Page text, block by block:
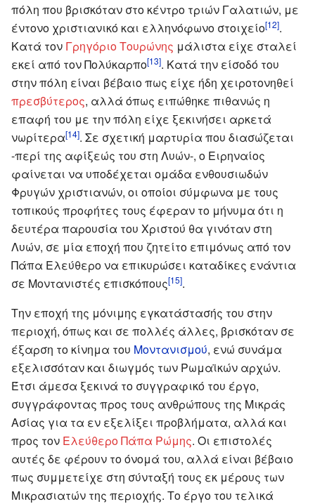
πόλη που βρισκόταν στο κέντρο τριών Γαλατιών, με
έντονο χριστιανικό και ελληνόφωνο στοιχείο[12].
Κατά τον Γρηγόριο Τουρώνης μάλιστα είχε σταλεί
εκεί από τον Πολύκαρπο[13]. Κατά την είσοδό του
στην πόλη είναι βέβαιο πως είχε ήδη χειροτονηθεί
πρεσβύτερος, αλλά όπως ειπώθηκε πιθανώς η
επαφή του με την πόλη είχε ξεκινήσει αρκετά
νωρίτερα[14]. Σε σχετική μαρτυρία που διασώζεται
-περί της αφίξεώς του στη Λυών-, ο Ειρηναίος
φαίνεται να υποδέχεται ομάδα ενθουσιωδών
Φρυγών χριστιανών, οι οποίοι σύμφωνα με τους
τοπικούς προφήτες τους έφεραν το μήνυμα ότι η
δευτέρα παρουσία του Χριστού θα γινόταν στη
Λυών, σε μία εποχή που ζητείτο επιμόνως από τον
Πάπα Ελεύθερο να επικυρώσει καταδίκες ενάντια
σε Μοντανιστές επισκόπους[15].
Την εποχή της μόνιμης εγκατάστασής του στην
περιοχή, όπως και σε πολλές άλλες, βρισκόταν σε
έξαρση το κίνημα του Μοντανισμού, ενώ συνάμα
εξελισσόταν και διωγμός των Ρωμαϊκών αρχών.
Έτσι άμεσα ξεκινά το συγγραφικό του έργο,
συγγράφοντας προς τους ανθρώπους της Μικράς
Ασίας για τα εν εξελίξει προβλήματα, αλλά και
προς τον Ελεύθερο Πάπα Ρώμης. Οι επιστολές
αυτές δε φέρουν το όνομά του, αλλά είναι βέβαιο
πως συμμετείχε στη σύνταξή τους εκ μέρους των
Μικρασιατών της περιοχής. Το έργο του τελικά